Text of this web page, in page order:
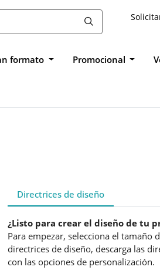
formato Promocional
Directrices de diseño
¿Listo para crear el diseño de tu
Para empezar, selecciona el tamaño
directrices de diseño, descarga las
con las opciones de personalización.